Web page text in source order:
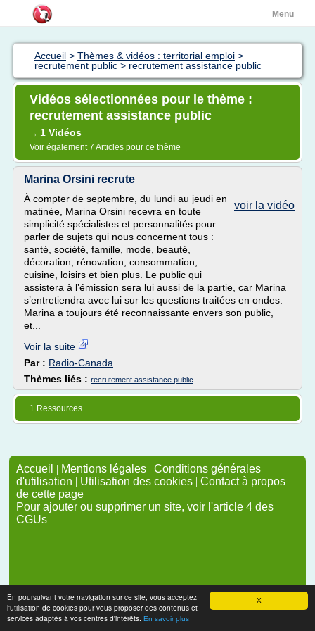
X
En poursuivant votre navigation sur ce site, vous acceptez
l'utilisation de cookies pour vous proposer des contenus et
services adaptés à vos centres d'intérêts. En savoir plus
Menu
Accueil > Thèmes & vidéos : territorial emploi >
recrutement public > recrutement assistance public
Vidéos sélectionnées pour le thème :
recrutement assistance public
→ 1 Vidéos
Voir également7 Articles pour ce thème
Marina Orsini recrute
voir la vidéo
À compter de septembre, du lundi au jeudi en
matinée, Marina Orsini recevra en toute
simplicité spécialistes et personnalités pour
parler de sujets qui nous concernent tous :
santé, société, famille, mode, beauté,
décoration, rénovation, consommation,
cuisine, loisirs et bien plus. Le public qui
assistera à l’émission sera lui aussi de la partie, car Marina
s’entretiendra avec lui sur les questions traitées en ondes.
Marina a toujours été reconnaissante envers son public,
et...
Voir la suite
Par : Radio-Canada
Thèmes liés : recrutement assistance public
1 Ressources
Accueil | Mentions légales | Conditions générales
d'utilisation | Utilisation des cookies | Contact à propos
de cette page
Pour ajouter ou supprimer un site, voir l'article 4 des
CGUs